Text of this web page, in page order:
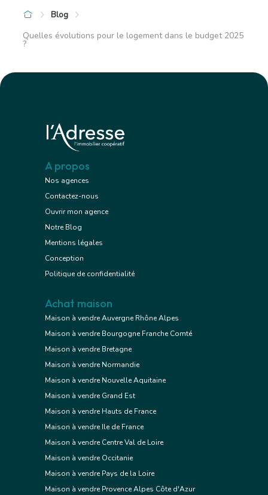
Blog
Quelles évolutions pour le logement dans le budget 2025
?
A propos
Nos agences
Contactez-nous
Ouvrir mon agence
Notre Blog
Mentions légales
Conception
Politique de confidentialité
Achat maison
Maison à vendre Auvergne Rhône Alpes
Maison à vendre Bourgogne Franche Comté
Maison à vendre Bretagne
Maison à vendre Normandie
Maison à vendre Nouvelle Aquitaine
Maison à vendre Grand Est
Maison à vendre Hauts de France
Maison à vendre Ile de France
Maison à vendre Centre Val de Loire
Maison à vendre Occitanie
Maison à vendre Pays de la Loire
Maison à vendre Provence Alpes Côte d'Azur